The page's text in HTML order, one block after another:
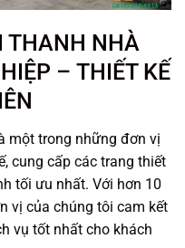
THANH NHÀ
– THIẾT KẾ
một trong những đơn vị
cung cấp các trang thiết
tối ưu nhất. Với hơn 10
vị của chúng tôi cam kết
vụ tốt nhất cho khách